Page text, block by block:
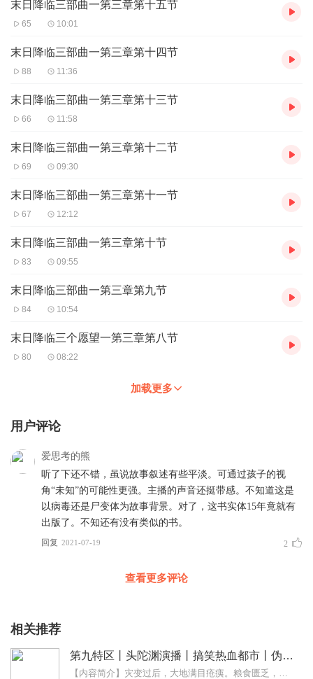
末日降临三部曲一第三章第十五节
65 10:01
末日降临三部曲一第三章第十四节
88 11:36
末日降临三部曲一第三章第十三节
66 11:58
末日降临三部曲一第三章第十二节
69 09:30
末日降临三部曲一第三章第十一节
67 12:12
末日降临三部曲一第三章第十节
83 09:55
末日降临三部曲一第三章第九节
84 10:54
末日降临三个愿望一第三章第八节
80 08:22
加载更多
用户评论
爱思考的熊
听了下还不错，虽说故事叙述有些平淡。可通过孩子的视
角“未知”的可能性更强。主播的声音还挺带感。不知道这是
以病毒还是尸变体为故事背景。对了，这书实体15年竟就有
出版了。不知还有没有类似的书。
回复 2021-07-19 2
查看更多评论
相关推荐
第九特区丨头陀渊演播丨搞笑热血都市丨伪戒丨VIP免费多人有声剧
【内容简介】灾变过后，大地满目疮痍。粮食匮乏，资源紧俏，局势混乱……一位从待规划区杀出来的青年，背对着漫天黄沙，孤身来到九区谋生，却不曾想偶然结识三五好友，一念...